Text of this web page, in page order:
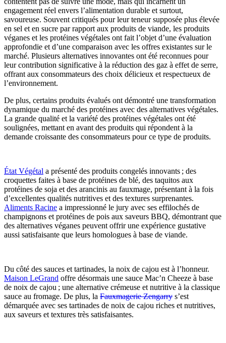
engagement réel envers l’alimentation durable et surtout,
savoureuse. Souvent critiqués pour leur teneur supposée plus élevée
en sel et en sucre par rapport aux produits de viande, les produits
véganes et les protéines végétales ont fait l’objet d’une évaluation
approfondie et d’une comparaison avec les offres existantes sur le
marché. Plusieurs alternatives innovantes ont été reconnues pour
leur contribution significative à la réduction des gaz à effet de serre,
offrant aux consommateurs des choix délicieux et respectueux de
l’environnement.
De plus, certains produits évalués ont démontré une transformation
dynamique du marché des protéines avec des alternatives végétales.
La grande qualité et la variété des protéines végétales ont été
soulignées, mettant en avant des produits qui répondent à la
demande croissante des consommateurs pour ce type de produits.
État Végétal a présenté des produits congelés innovants ; des
croquettes faites à base de protéines de blé, des taquitos aux
protéines de soja et des arancinis au fauxmage, présentant à la fois
d’excellentes qualités nutritives et des textures surprenantes.
Aliments Racine a impressionné le jury avec ses effilochés de
champignons et protéines de pois aux saveurs BBQ, démontrant que
des alternatives véganes peuvent offrir une expérience gustative
aussi satisfaisante que leurs homologues à base de viande.
Du côté des sauces et tartinades, la noix de cajou est à l’honneur.
Maison LeGrand offre désormais une sauce Mac’n Cheeze à base
de noix de cajou ; une alternative crémeuse et nutritive à la classique
sauce au fromage. De plus, la Fauxmagerie Zengarry s’est
démarquée avec ses tartinades de noix de cajou riches et nutritives,
aux saveurs et textures très satisfaisantes.